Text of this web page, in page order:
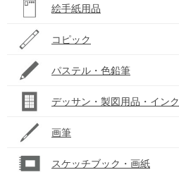
絵手紙用品
コピック
パステル・色鉛筆
デッサン・製図用品・インク
画筆
スケッチブック・画紙